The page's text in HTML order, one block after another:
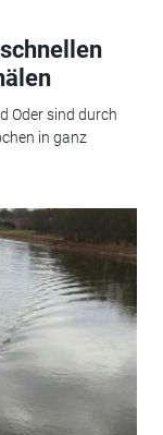
Oder sind durch
in ganz